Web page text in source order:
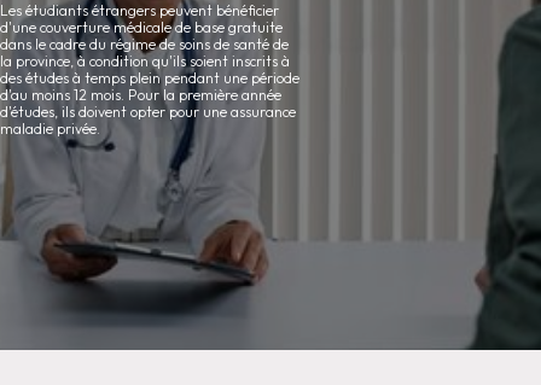
Les étudiants étrangers peuvent bénéficier
d'une couverture médicale de base gratuite
dans le cadre du régime de soins de santé de
la province, à condition qu'ils soient inscrits à
des études à temps plein pendant une période
d'au moins 12 mois. Pour la première année
d'études, ils doivent opter pour une assurance
maladie privée.